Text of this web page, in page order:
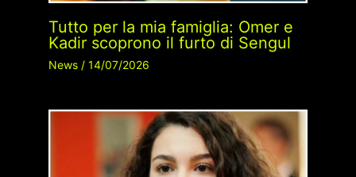
Tutto per la mia famiglia: Omer e
Kadir scoprono il furto di Sengul
News/ 14/07/2026